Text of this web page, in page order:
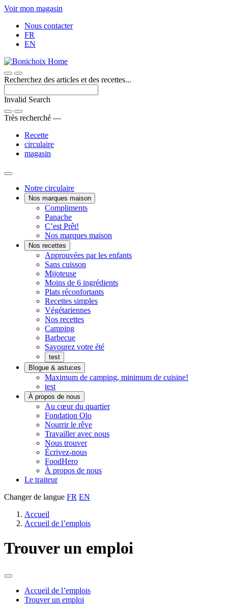
Passer
contenu
Voir mon magasin
Nous contacter
FR
EN
Recherchez des articles et des recettes...
Invalid Search
Submit
Très recherché —
Recette
circulaire
magasin
Main
Menu
Notre circulaire
Nos marques maison
ComplimentsUne
qui
maison
PanacheVoici
Panache
C’est Prêt!
Pratique.
à
manger
Nos marques maison
Nos recettes
Approuvées par les enfants
Sans cuisson
Mijoteuse
Moins de 6 ingrédients
Plats réconfortants
Recettes simples
Végétariennes
Nos recettes
Camping
Barbecue
Savourez votre été
test
Blogue & astuces
Maximum de camping, minimum de cuisine!
test
À propos de nous
Au cœur du quartierOn
Fondation Olo
Nourrir le rêve
Travailler avec nous
Nous trouver
Écrivez-nous
FoodHero
À propos de nous
Le traiteur
Changer de langue FR EN
Accueil
Accueil de l’emplois
Trouver un emploi
MenuAccueil de l’emplois
Trouver un emploi